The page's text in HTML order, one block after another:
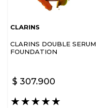
CLARINS
CLARINS DOUBLE SERUM
FOUNDATION
$ 307.900
★★★★★